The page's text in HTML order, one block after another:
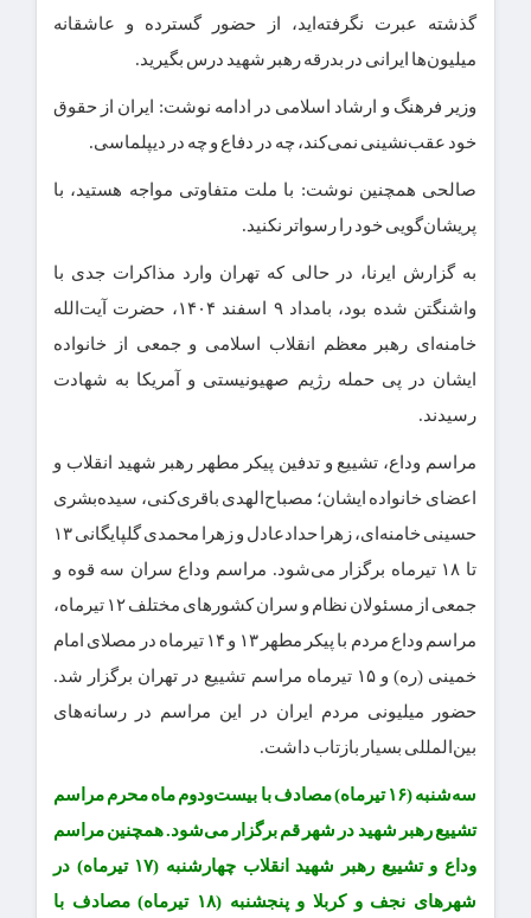
گذشته عبرت نگرفته‌اید، از حضور گسترده و عاشقانه
میلیون‌ها ایرانی در بدرقه رهبر شهید درس بگیرید.
وزیر فرهنگ و ارشاد اسلامی در ادامه نوشت: ایران از حقوق
خود عقب‌نشینی نمی‌کند، چه در دفاع و چه در دیپلماسی.
صالحی همچنین نوشت: با ملت متفاوتی مواجه هستید، با
پریشان‌گویی خود را رسواتر نکنید.
به گزارش ایرنا، در حالی که تهران وارد مذاکرات جدی با
واشنگتن شده بود، بامداد ۹ اسفند ۱۴۰۴، ‌حضرت آیت‌الله
خامنه‌ای رهبر معظم انقلاب اسلامی و جمعی از خانواده
ایشان در پی حمله رژیم صهیونیستی و آمریکا به شهادت
رسیدند.
مراسم وداع، تشییع و تدفین پیکر مطهر رهبر شهید انقلاب و
اعضای خانواده ایشان؛ مصباح‌الهدی باقری‌کنی، سیده‌بشری
حسینی خامنه‌ای، زهرا حدادعادل و زهرا محمدی گلپایگانی ۱۳
تا ۱۸ تیرماه برگزار می‌شود. مراسم وداع سران سه قوه و
جمعی از مسئولان نظام و سران کشورهای مختلف ۱۲ تیرماه،
مراسم وداع مردم با پیکر مطهر ۱۳ و ۱۴ تیرماه در مصلای امام
خمینی (ره) و ۱۵ تیرماه مراسم تشییع در تهران برگزار شد.
حضور میلیونی مردم ایران در این مراسم در رسانه‌های
بین‌المللی بسیار بازتاب داشت.
سه‌شنبه (۱۶ تیرماه) مصادف با بیست‌ودوم ماه محرم مراسم
تشییع رهبر شهید در شهر قم برگزار می‌شود. همچنین مراسم
وداع و تشییع رهبر شهید انقلاب چهارشنبه (۱۷ تیرماه) در
شهرهای نجف و کربلا و پنجشنبه (۱۸ تیرماه) مصادف با